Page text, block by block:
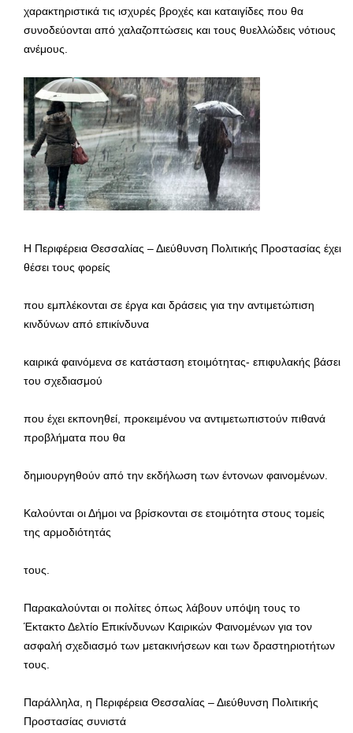
χαρακτηριστικά τις ισχυρές βροχές και καταιγίδες που θα
συνοδεύονται από χαλαζοπτώσεις και τους θυελλώδεις νότιους
ανέμους.
Η Περιφέρεια Θεσσαλίας – Διεύθυνση Πολιτικής Προστασίας έχει
θέσει τους φορείς
που εμπλέκονται σε έργα και δράσεις για την αντιμετώπιση
κινδύνων από επικίνδυνα
καιρικά φαινόμενα σε κατάσταση ετοιμότητας- επιφυλακής βάσει
του σχεδιασμού
που έχει εκπονηθεί, προκειμένου να αντιμετωπιστούν πιθανά
προβλήματα που θα
δημιουργηθούν από την εκδήλωση των έντονων φαινομένων.
Καλούνται οι Δήμοι να βρίσκονται σε ετοιμότητα στους τομείς
της αρμοδιότητάς
τους.
Παρακαλούνται οι πολίτες όπως λάβουν υπόψη τους το
Έκτακτο Δελτίο Επικίνδυνων Καιρικών Φαινομένων για τον
ασφαλή σχεδιασμό των μετακινήσεων και των δραστηριοτήτων
τους.
Παράλληλα, η Περιφέρεια Θεσσαλίας – Διεύθυνση Πολιτικής
Προστασίας συνιστά